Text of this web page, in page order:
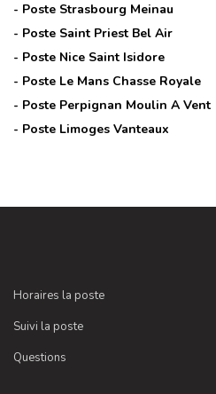
- Poste Strasbourg Meinau
- Poste Saint Priest Bel Air
- Poste Nice Saint Isidore
- Poste Le Mans Chasse Royale
- Poste Perpignan Moulin A Vent
- Poste Limoges Vanteaux
Horaires la poste
Suivi la poste
Questions